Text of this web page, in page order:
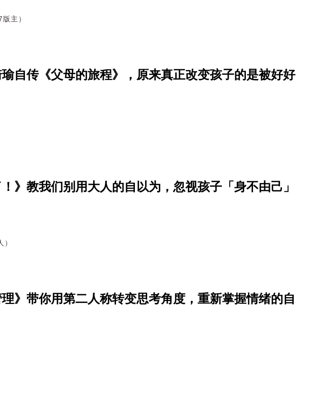
主）
自传《父母的旅程》，原来真正改变孩子的是被好好
》教我们别用大人的自以为，忽视孩子「身不由己」
理》带你用第二人称转变思考角度，重新掌握情绪的自